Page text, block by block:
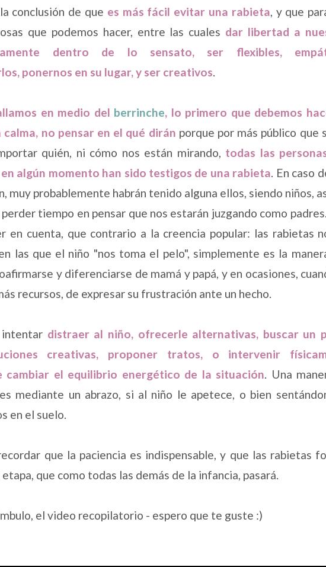
conclusión de que es más fácil evitar una rabieta, y que
que podemos hacer, entre las cuales dar libertad a
dentro de lo sensato, ser flexibles,
ponernos en su lugar, y ser creativos.
en medio del berrinche, lo primero que debemos
no pensar en el qué dirán porque por más público que
quién, ni cómo nos están mirando, todas las
algún momento han sido testigos de una rabieta. En caso
muy probablemente habrán tenido alguna ellos, siendo niños,
tiempo en pensar que nos estarán juzgando como
en cuenta, que contrario a la creencia popular: las rabietas
las que el niño "nos toma el pelo", simplemente es la
y diferenciarse de mamá y papá, y en ocasiones,
recursos, de expresar su frustración ante un hecho.
distraer al niño, ofrecerle alternativas, buscar un
creativas, proponer tratos, o intervenir
cambiar el equilibrio energético de la situación. Una
mediante un abrazo, si al niño le apetece, o bien
en el suelo.
que la paciencia es indispensable, y que las rabietas
que como todas las demás de la infancia, pasará.
el video recopilatorio - espero que te guste :)